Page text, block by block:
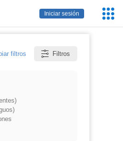
Iniciar sesión
filtros Filtros